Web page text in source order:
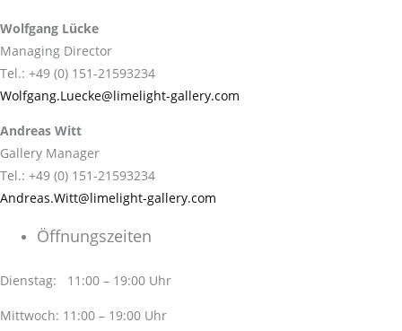
Wolfgang Lücke
Managing Director
Tel.: +49 (0) 151-21593234
Wolfgang.Luecke@limelight-gallery.com
Andreas Witt
Gallery Manager
Tel.: +49 (0) 151-21593234
Andreas.Witt@limelight-gallery.com
Öffnungszeiten
Dienstag: 11:00 – 19:00 Uhr
Mittwoch: 11:00 – 19:00 Uhr